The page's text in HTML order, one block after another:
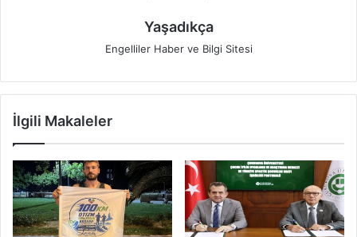
Yaşadıkça
Engelliler Haber ve Bilgi Sitesi
İlgili Makaleler